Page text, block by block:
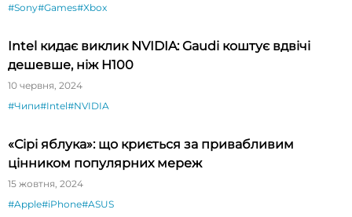
#Sony#Games#Xbox
Intel кидає виклик NVIDIA: Gaudi коштує вдвічі
дешевше, ніж H100
10 червня, 2024
#Чипи#Intel#NVIDIA
«Сірі яблука»: що криється за привабливим
цінником популярних мереж
15 жовтня, 2024
#Apple#iPhone#ASUS